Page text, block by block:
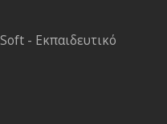
- Εκπαιδευτικό